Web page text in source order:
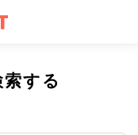
する